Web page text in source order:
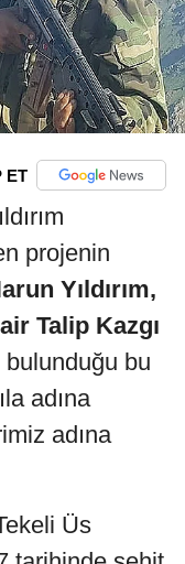
ET
projenin
Yıldırım,
Talip Kazgı
bulunduğu bu
adına
adına
Üs